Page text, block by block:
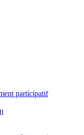
participatif